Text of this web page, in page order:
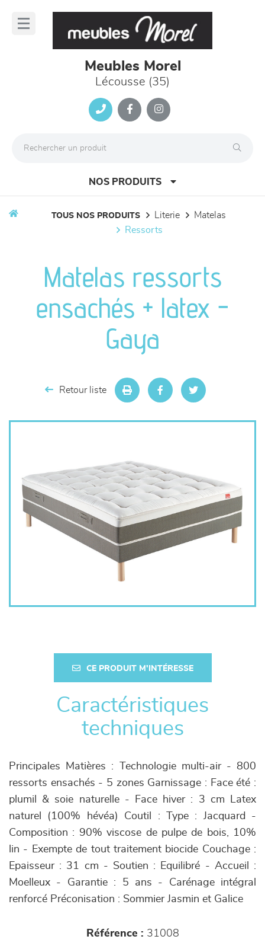
Meubles Morel
Lécousse (35)
NOS PRODUITS
séjours
meubles de complément
chambres et dressing
TOUS NOS PRODUITS literie
matelas
ressorts
Matelas ressorts
ensachés + latex -
Gaya
Retour liste
CE PRODUIT M'INTÉRESSE
Caractéristiques
techniques
Principales Matières : Technologie multi-air - 800
ressorts ensachés - 5 zones Garnissage : Face été :
plumil & soie naturelle - Face hiver : 3 cm Latex
naturel (100% hévéa) Coutil : Type : Jacquard -
Composition : 90% viscose de pulpe de bois, 10%
lin - Exempte de tout traitement biocide Couchage :
Epaisseur : 31 cm - Soutien : Equilibré - Accueil :
Moelleux - Garantie : 5 ans - Carénage intégral
renforcé Préconisation : Sommier Jasmin et Galice
Référence : 31008